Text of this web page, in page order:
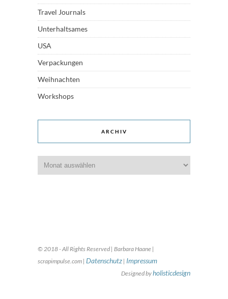
Travel Journals
Unterhaltsames
USA
Verpackungen
Weihnachten
Workshops
ARCHIV
© 2018 - All Rights Reserved | Barbara Haane |
scrapimpulse.com | Datenschutz | Impressum
Designed byholisticdesign